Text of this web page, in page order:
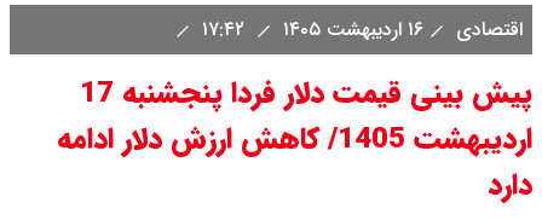
اقتصادی ۱۶ اردیبهشت ۱۴۰۵
پیش‌ بینی قیمت دلار فردا پنجشنبه 17
اردیبهشت 1405/ کاهش ارزش دلار ادامه
دارد